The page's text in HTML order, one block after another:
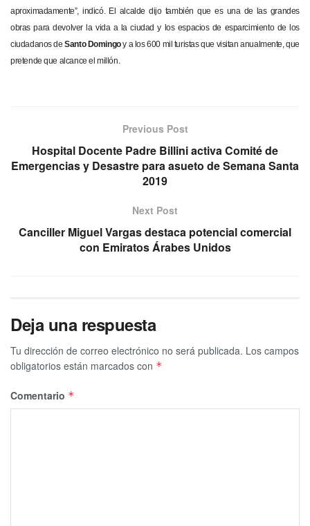
aproximadamente”, indicó. El alcalde dijo también que es una de las grandes
obras para devolver la vida a la ciudad y los espacios de esparcimiento de los
ciudadanos de Santo Domingo y a los 600 mil turistas que visitan anualmente, que
pretende que alcance el millón.
Previous Post
Hospital Docente Padre Billini activa Comité de
Emergencias y Desastre para asueto de Semana Santa
2019
Next Post
Canciller Miguel Vargas destaca potencial comercial
con Emiratos Árabes Unidos
Deja una respuesta
Tu dirección de correo electrónico no será publicada. Los campos
obligatorios están marcados con *
Comentario *